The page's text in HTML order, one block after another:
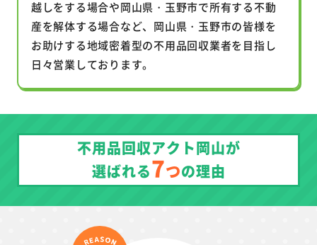
越しをする場合や岡山県・玉野市で所有する不動
産を解体する場合など、岡山県・玉野市の皆様を
お助けする地域密着型の不用品回収業者を目指し
日々営業しております。
不用品回収アクト岡山が
選ばれる7つの理由